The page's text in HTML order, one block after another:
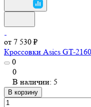
от 7 530 ₽
Кроссовки Asics GT-
0
0
В наличии: 5
В корзину